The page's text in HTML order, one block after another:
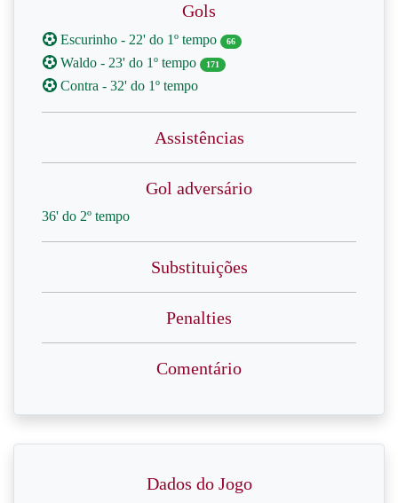
Gols
Escurinho - 22' do 1º tempo 66
Waldo - 23' do 1º tempo 171
Contra - 32' do 1º tempo
Assistências
Gol adversário
36' do 2º tempo
Substituições
Penalties
Comentário
Dados do Jogo